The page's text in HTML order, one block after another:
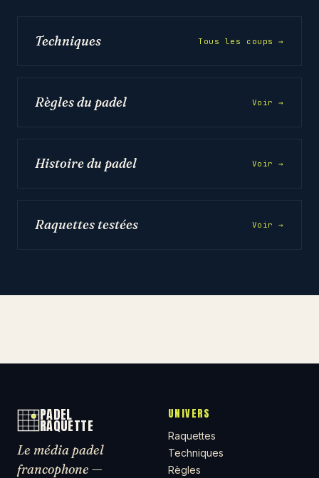
Techniques Tous les coups →
Règles du padel Voir →
Histoire du padel Voir →
Raquettes testées Voir →
PADEL
RAQUETTE
Le média padel
francophone —
UNIVERS
Raquettes
Techniques
Règles